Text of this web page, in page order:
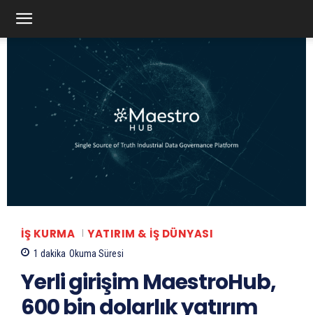
İŞ KURMA YATIRIM & İŞ DÜNYASI
1 dakika Okuma Süresi
Yerli girişim MaestroHub,
600 bin dolarlık yatırım